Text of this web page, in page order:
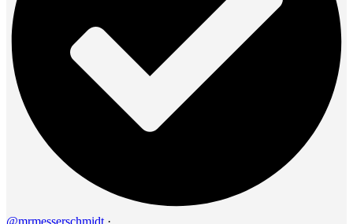
@mrmesserschmidt ·